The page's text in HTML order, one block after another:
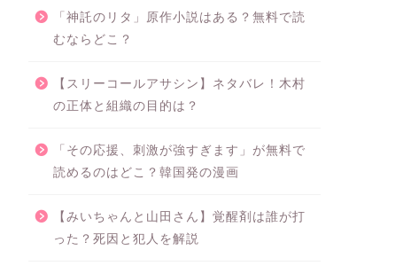
「神託のリタ」原作小説はある？無料で読
むならどこ？
【スリーコールアサシン】ネタバレ！木村
の正体と組織の目的は？
「その応援、刺激が強すぎます」が無料で
読めるのはどこ？韓国発の漫画
【みいちゃんと山田さん】覚醒剤は誰が打
った？死因と犯人を解説